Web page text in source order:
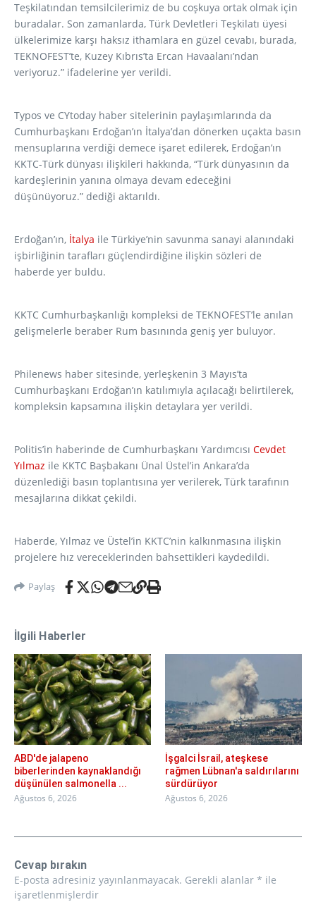
Teşkilatından temsilcilerimiz de bu coşkuya ortak olmak için
buradalar. Son zamanlarda, Türk Devletleri Teşkilatı üyesi
ülkelerimize karşı haksız ithamlara en güzel cevabı, burada,
TEKNOFEST’te, Kuzey Kıbrıs’ta Ercan Havaalanı’ndan
veriyoruz.” ifadelerine yer verildi.
Typos ve CYtoday haber sitelerinin paylaşımlarında da
Cumhurbaşkanı Erdoğan’ın İtalya’dan dönerken uçakta basın
mensuplarına verdiği demece işaret edilerek, Erdoğan’ın
KKTC-Türk dünyası ilişkileri hakkında, “Türk dünyasının da
kardeşlerinin yanına olmaya devam edeceğini
düşünüyoruz.” dediği aktarıldı.
Erdoğan’ın, İtalya ile Türkiye’nin savunma sanayi alanındaki
işbirliğinin tarafları güçlendirdiğine ilişkin sözleri de
haberde yer buldu.
KKTC Cumhurbaşkanlığı kompleksi de TEKNOFEST’le anılan
gelişmelerle beraber Rum basınında geniş yer buluyor.
Philenews haber sitesinde, yerleşkenin 3 Mayıs’ta
Cumhurbaşkanı Erdoğan’ın katılımıyla açılacağı belirtilerek,
kompleksin kapsamına ilişkin detaylara yer verildi.
Politis’in haberinde de Cumhurbaşkanı Yardımcısı Cevdet
Yılmaz ile KKTC Başbakanı Ünal Üstel’in Ankara’da
düzenlediği basın toplantısına yer verilerek, Türk tarafının
mesajlarına dikkat çekildi.
Haberde, Yılmaz ve Üstel’in KKTC’nin kalkınmasına ilişkin
projelere hız vereceklerinden bahsettikleri kaydedildi.
Paylaş
İlgili Haberler
ABD'de jalapeno
biberlerinden kaynaklandığı
düşünülen salmonella ...
Ağustos 6, 2026
İşgalci İsrail, ateşkese
rağmen Lübnan'a saldırılarını
sürdürüyor
Ağustos 6, 2026
Cevap bırakın
E-posta adresiniz yayınlanmayacak. Gerekli alanlar * ile
işaretlenmişlerdir